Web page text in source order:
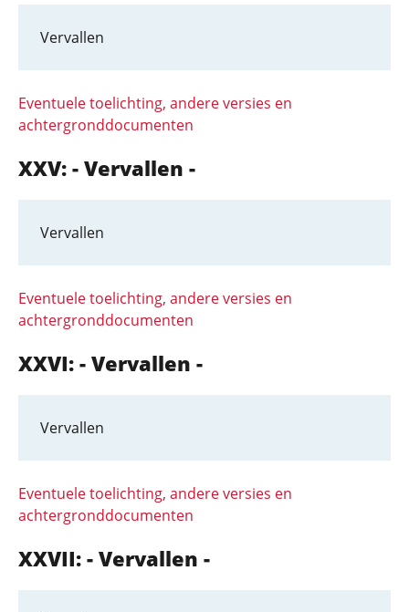
Vervallen
Eventuele toelichting, andere versies en
achtergronddocumenten
XXV: - Vervallen -
Vervallen
Eventuele toelichting, andere versies en
achtergronddocumenten
XXVI: - Vervallen -
Vervallen
Eventuele toelichting, andere versies en
achtergronddocumenten
XXVII: - Vervallen -